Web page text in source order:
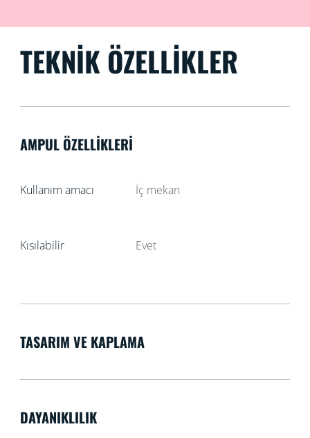
TEKNIK ÖZELLIKLER
AMPUL ÖZELLIKLERI
Kullanım amacı İç mekan
Kısılabilir Evet
TASARIM VE KAPLAMA
DAYANIKLILIK